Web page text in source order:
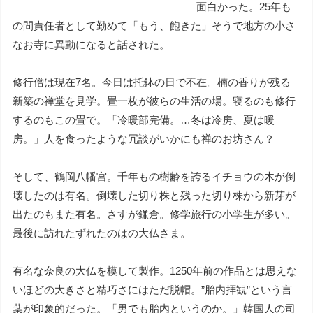
面白かった。25年も
の間責任者として勤めて「もう、飽きた」そうで地方の小さ
なお寺に異動になると話された。
修行僧は現在7名。今日は托鉢の日で不在。楠の香りが残る
新築の禅堂を見学。畳一枚が彼らの生活の場。寝るのも修行
するのもこの畳で。「冷暖部完備。…冬は冷房、夏は暖
房。」人を食ったような冗談がいかにも禅のお坊さん？
そして、鶴岡八幡宮。千年もの樹齢を誇るイチョウの木が倒
壊したのは有名。倒壊した切り株と残った切り株から新芽が
出たのもまた有名。さすが鎌倉。修学旅行の小学生が多い。
最後に訪れたずれたのはの大仏さま。
有名な奈良の大仏を模して製作。1250年前の作品とは思えな
いほどの大きさと精巧さにはただ脱帽。”胎内拝観”という言
葉が印象的だった。「男でも胎内というのか。」韓国人の司